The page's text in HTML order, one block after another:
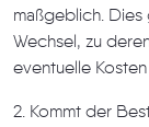
maßgeblich.
Wechsel, zu
eventuelle
2. Kommt der